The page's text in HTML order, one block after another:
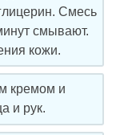
Смесь
смывают.
кожи.
кремом и
и рук.